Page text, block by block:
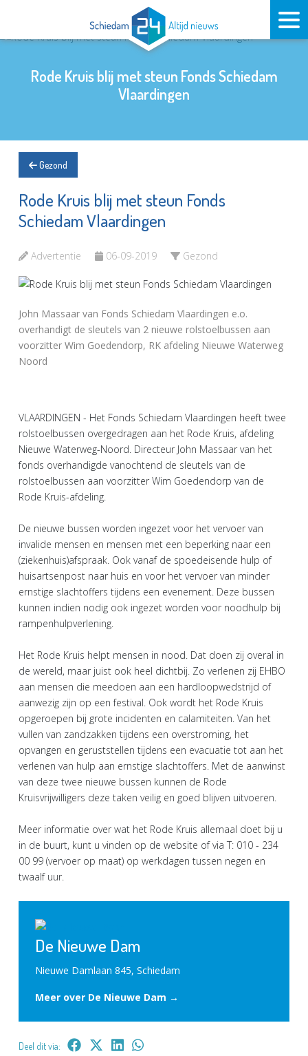
Rode Kruis blij met steun Fonds Schiedam
Vlaardingen
Gezond
Rode Kruis blij met steun Fonds
Schiedam Vlaardingen
Advertentie 06-09-2019 Gezond
John Massaar van Fonds Schiedam Vlaardingen e.o.
overhandigt de sleutels van 2 nieuwe rolstoelbussen aan
voorzitter Wim Goedendorp, RK afdeling Nieuwe Waterweg
Noord
VLAARDINGEN - Het Fonds Schiedam Vlaardingen heeft twee
rolstoelbussen overgedragen aan het Rode Kruis, afdeling
Nieuwe Waterweg-Noord. Directeur John Massaar van het
fonds overhandigde vanochtend de sleutels van de
rolstoelbussen aan voorzitter Wim Goedendorp van de
Rode Kruis-afdeling.
De nieuwe bussen worden ingezet voor het vervoer van
invalide mensen en mensen met een beperking naar een
(ziekenhuis)afspraak. Ook vanaf de spoedeisende hulp of
huisartsenpost naar huis en voor het vervoer van minder
ernstige slachtoffers tijdens een evenement. Deze bussen
kunnen indien nodig ook ingezet worden voor noodhulp bij
rampenhulpverlening.
Het Rode Kruis helpt mensen in nood. Dat doen zij overal in
de wereld, maar juist ook heel dichtbij. Zo verlenen zij EHBO
aan mensen die meedoen aan een hardloopwedstrijd of
aanwezig zijn op een festival. Ook wordt het Rode Kruis
opgeroepen bij grote incidenten en calamiteiten. Van het
vullen van zandzakken tijdens een overstroming, het
opvangen en geruststellen tijdens een evacuatie tot aan het
verlenen van hulp aan ernstige slachtoffers. Met de aanwinst
van deze twee nieuwe bussen kunnen de Rode
Kruisvrijwilligers deze taken veilig en goed blijven uitvoeren.
Meer informatie over wat het Rode Kruis allemaal doet bij u
in de buurt, kunt u vinden op de website of via T: 010 - 234
00 99 (vervoer op maat) op werkdagen tussen negen en
twaalf uur.
De Nieuwe Dam
Nieuwe Damlaan 845, Schiedam
Meer over De Nieuwe Dam →
Deel dit via: